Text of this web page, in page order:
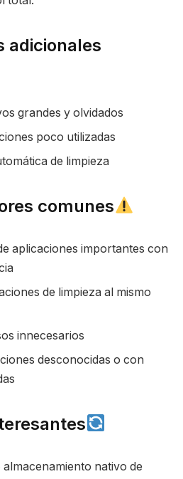
adicionales
grandes y olvidados
poco utilizadas
de limpieza
comunes
aplicaciones importantes con
de limpieza al mismo
innecesarios
desconocidas o con
nativo de